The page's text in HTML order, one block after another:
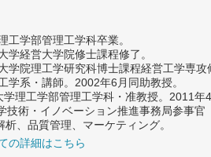
工学部管理工学科卒業。
学経営大学院修士課程修了。
学院理工学研究科博士課程経営工学専攻
学系・講師。2002年6月同助教授。
理工学部管理工学科・准教授。2011年
技術・イノベーション推進事務局参事
、品質管理、マーケティング。
の詳細はこちら